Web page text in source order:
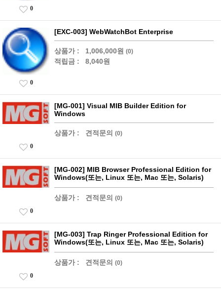
0
[EXC-003] WebWatchBot Enterprise
상품가 : 1,006,000원 (0)
적립금 : 8,040원
0
[MG-001] Visual MIB Builder Edition for
Windows
상품가 : 견적문의 (0)
0
[MG-002] MIB Browser Professional Edition for
Windows(또는, Linux 또는, Mac 또는, Solaris)
상품가 : 견적문의 (0)
0
[MG-003] Trap Ringer Professional Edition for
Windows(또는, Linux 또는, Mac 또는, Solaris)
상품가 : 견적문의 (0)
0